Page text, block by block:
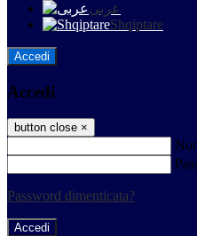
عربى
Shqiptare
Accedi
Accedi
button close ×
Password dimenticata?